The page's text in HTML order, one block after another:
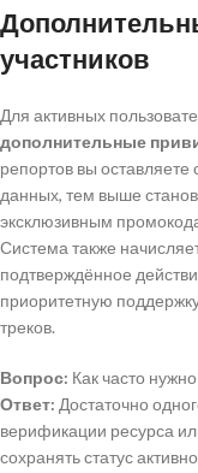
участников
Для активных
дополнительные
репортов вы
данных, тем выше
эксклюзивным
Система также
подтверждённое
приоритетную
треков.
Вопрос: Как часто
Ответ: Достаточно
верификации ресурса
сохранять статус